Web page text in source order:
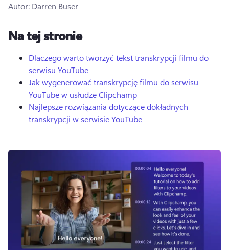
Zaloguj się
Wypróbuj bezpłatnie
Autor: Darren Buser
Na tej stronie
Dlaczego warto tworzyć tekst transkrypcji filmu do
serwisu YouTube
Jak wygenerować transkrypcję filmu do serwisu
YouTube w usłudze Clipchamp
Najlepsze rozwiązania dotyczące dokładnych
transkrypcji w serwisie YouTube